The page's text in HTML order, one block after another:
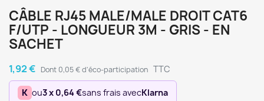
CÂBLE RJ45 MALE/MALE DROIT CAT6
F/UTP - LONGUEUR 3M - GRIS - EN
SACHET
1,92 € Dont 0,05 € d'éco-participation TTC
K ou3 x 0,64 €sans frais avecKlarna